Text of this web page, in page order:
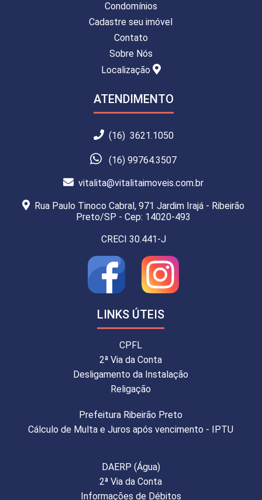
Condomínios
Cadastre seu imóvel
Contato
Sobre Nós
Localização
ATENDIMENTO
(16) 3621.1050
(16) 99764.3507
vitalita@vitalitaimoveis.com.br
Rua Paulo Tinoco Cabral, 971 Jardim Irajá - Ribeirão
Preto/SP - Cep: 14020-493
CRECI 30.441-J
LINKS ÚTEIS
CPFL
2ª Via da Conta
Desligamento da Instalação
Religação
Prefeitura Ribeirão Preto
Cálculo de Multa e Juros após vencimento - IPTU
DAERP (Água)
2ª Via da Conta
Informações de Débitos